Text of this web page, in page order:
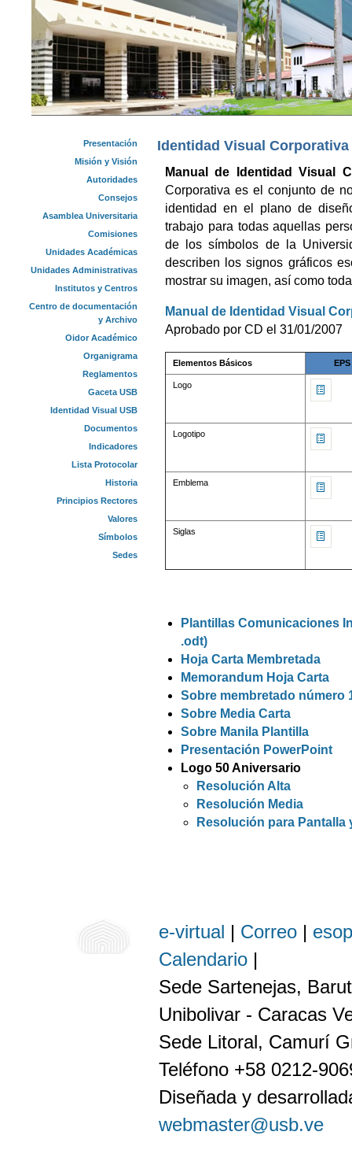
Identidad Visual Corporativa
Manual de Identidad Visual
Corporativa es el conjunto de
identidad en el plano de
trabajo para todas aquellas
de los símbolos de la
describen los signos gráficos
mostrar su imagen, así como
Manual de Identidad Visual
Aprobado por CD el 31/01/2007
Elementos Básicos EPS
Logo
Logotipo
Emblema
Siglas
Plantillas Comunicaciones
.odt)
Hoja Carta Membretada
Memorandum Hoja Carta
Sobre membretado número
Sobre Media Carta
Sobre Manila Plantilla
Presentación PowerPoint
Logo 50 Aniversario
Resolución Alta
Resolución Media
Resolución para Pantalla
Presentación
Misión y Visión
Autoridades
Consejos
Asamblea Universitaria
Comisiones
Unidades Académicas
Unidades Administrativas
Institutos y Centros
Centro de documentación
y Archivo
Oidor Académico
Organigrama
Reglamentos
Gaceta USB
Identidad Visual USB
Documentos
Indicadores
Lista Protocolar
Historia
Principios Rectores
Valores
Símbolos
Sedes
e-virtual | Correo|
Calendario|
Sede Sartenejas,
Unibolivar - Caracas
Sede Litoral, Camurí
Teléfono +58 0212-
Diseñada y
webmaster@usb.ve